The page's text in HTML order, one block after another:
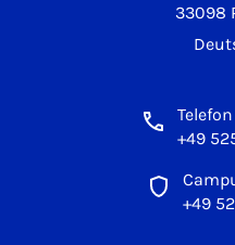
33098
+49
+49